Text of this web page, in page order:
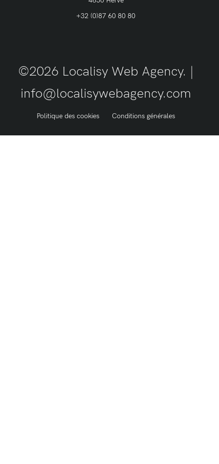
+32 (0)87 60 80 80
©2026 Localisy Web Agency. |
info@localisywebagency.com
Politique des cookies Conditions générales